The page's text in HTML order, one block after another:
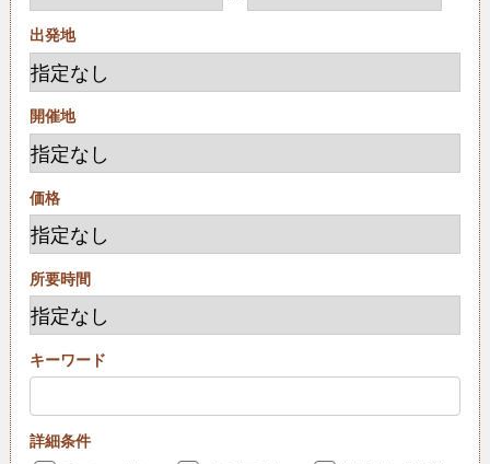
出発地
開催地
価格
所要時間
キーワード
詳細条件